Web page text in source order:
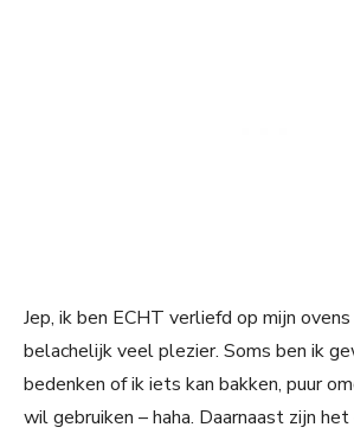
Jep, ik ben ECHT verliefd op mijn
belachelijk veel plezier. Soms ben ik
bedenken of ik iets kan bakken, puur
wil gebruiken – haha. Daarnaast zijn